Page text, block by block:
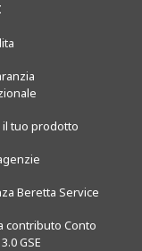
il tuo prodotto
Beretta Service
contributo Conto
GSE